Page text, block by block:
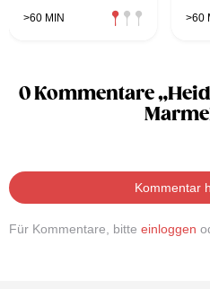
>60 MIN >60
0 Kommentare
Kommentar
Für Kommentare, bitte einloggen